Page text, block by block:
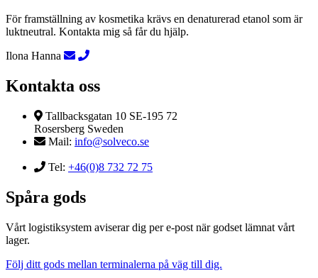
För framställning av kosmetika krävs en denaturerad etanol som är
luktneutral. Kontakta mig så får du hjälp.
Ilona Hanna
Kontakta oss
Tallbacksgatan 10 SE-195 72
Rosersberg Sweden
Mail: info@solveco.se
Tel: +46(0)8 732 72 75
Spåra gods
Vårt logistiksystem aviserar dig per e-post när godset lämnat vårt
lager.
Följ ditt gods mellan terminalerna på väg till dig.